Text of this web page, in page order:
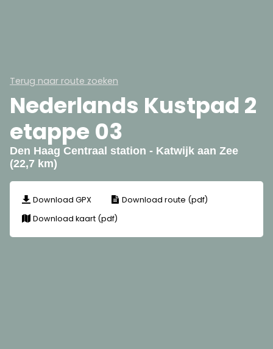
Terug naar route zoeken
Nederlands Kustpad 2
etappe 03
Den Haag Centraal station - Katwijk aan Zee
(22,7 km)
Download GPX
Download route (pdf)
Download kaart (pdf)